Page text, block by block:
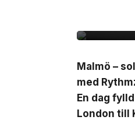
Malmö –
med
En dag
London till